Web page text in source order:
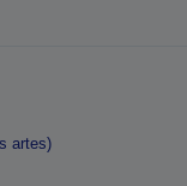
artes)